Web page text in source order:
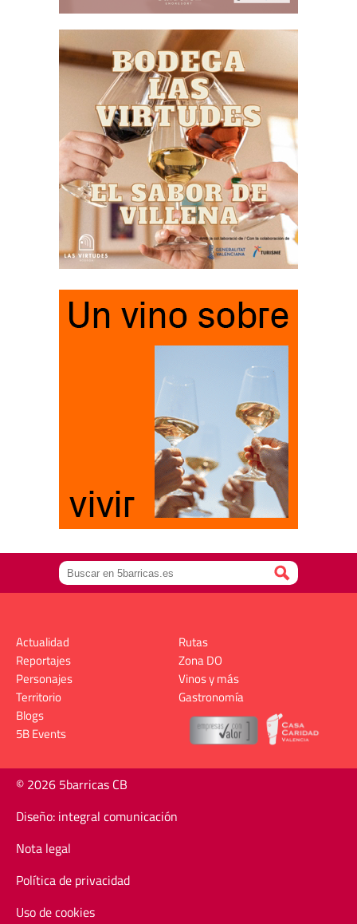
Actualidad
Reportajes
Personajes
Territorio
Rutas
Zona DO
Vinos y más
Gastronomía
Blogs
5B Events
© 2026 5barricas CB
Diseño: integral comunicación
Nota legal
Política de privacidad
Uso de cookies